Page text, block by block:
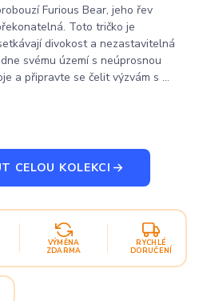
Furious Bear, jeho řev
Toto tričko je
divokost a nezastavitelná
svému území s neúprosnou
a připravte se čelit výzvám s ...
CELOU KOLEKCI
VÝMĚNA
ZDARMA
RYCHLÉ
DORUČENÍ